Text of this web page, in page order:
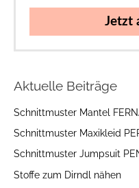
Jetzt
Aktuelle Beiträge
Schnittmuster Mantel
Schnittmuster Maxikleid
Schnittmuster Jumpsuit
Stoffe zum Dirndl nähen